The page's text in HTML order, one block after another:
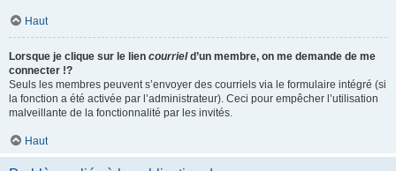
Haut
Lorsque je clique sur le lien courrield’un membre, on me demande de me
connecter !?
Seuls les membres peuvent s’envoyer des courriels via le formulaire intégré (si
la fonction a été activée par l’administrateur). Ceci pour empêcher l’utilisation
malveillante de la fonctionnalité par les invités.
Haut